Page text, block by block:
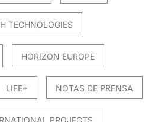
TECHNOLOGIES
HORIZON EUROPE
LIFE+ NOTAS DE PRENSA
PROJECTS